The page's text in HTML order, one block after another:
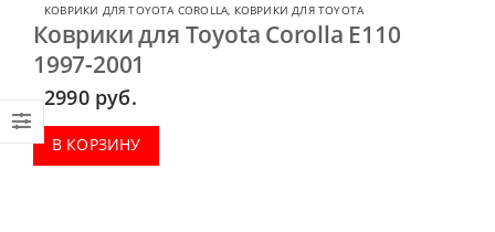
КОВРИКИ ДЛЯ TOYOTA COROLLA КОВРИКИ ДЛЯ TOYOTA
Коврики для Toyota Corolla E110
1997-2001
2990 руб.
В КОРЗИНУ